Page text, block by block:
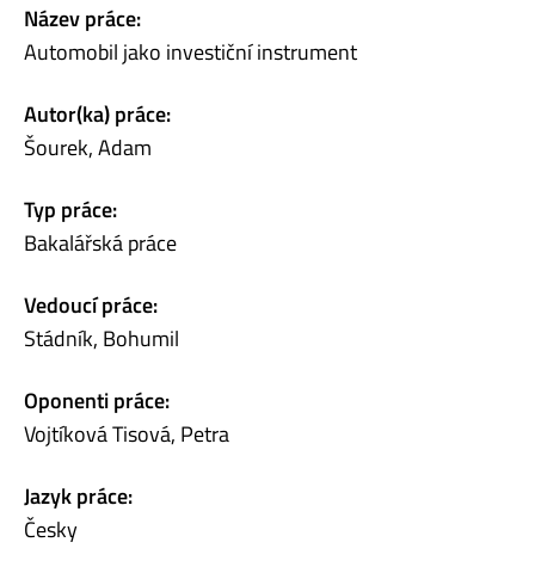
Název práce:
Automobil jako investiční instrument
Autor(ka) práce:
Šourek, Adam
Typ práce:
Bakalářská práce
Vedoucí práce:
Stádník, Bohumil
Oponenti práce:
Vojtíková Tisová, Petra
Jazyk práce:
Česky